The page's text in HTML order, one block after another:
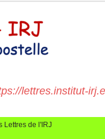
lettres.institut-
Lettres de l'IRJ